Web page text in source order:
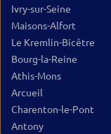
Ivry-sur-Seine
Maisons-Alfort
Le Kremlin-Bicêtre
Bourg-la-Reine
Athis-Mons
Arcueil
Charenton-le-Pont
Antony